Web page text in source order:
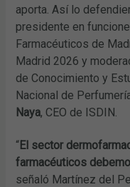
aporta. Así lo
presidente en
Farmacéuticos de
Madrid 2026 y
de Conocimiento y
Nacional de
Naya, CEO de ISDIN.
“ El sector
farmacéuticos
señaló Martínez del